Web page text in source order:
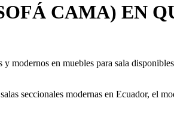
CAMA) EN
en muebles para sala
seccionales modernas en Ecuador, el